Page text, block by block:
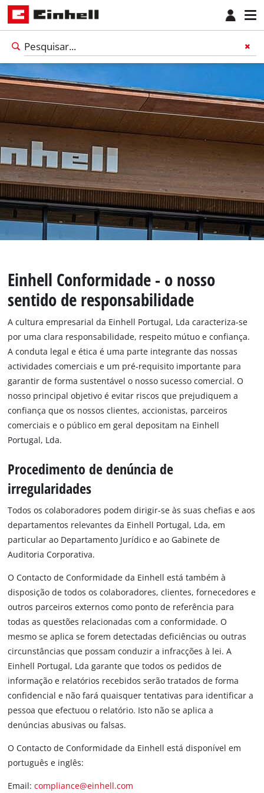
Einhell Conformidade - o nosso
sentido de responsabilidade
A cultura empresarial da Einhell Portugal, Lda caracteriza-se
por uma clara responsabilidade, respeito mútuo e confiança.
A conduta legal e ética é uma parte integrante das nossas
actividades comerciais e um pré-requisito importante para
garantir de forma sustentável o nosso sucesso comercial. O
nosso principal objetivo é evitar riscos que prejudiquem a
confiança que os nossos clientes, accionistas, parceiros
comerciais e o público em geral depositam na Einhell
Portugal, Lda.
Procedimento de denúncia de
irregularidades
Todos os colaboradores podem dirigir-se às suas chefias e aos
departamentos relevantes da Einhell Portugal, Lda, em
particular ao Departamento Jurídico e ao Gabinete de
Auditoria Corporativa.
O Contacto de Conformidade da Einhell está também à
disposição de todos os colaboradores, clientes, fornecedores e
outros parceiros externos como ponto de referência para
todas as questões relacionadas com a conformidade. O
mesmo se aplica se forem detectadas deficiências ou outras
circunstâncias que possam conduzir a infracções à lei. A
Einhell Portugal, Lda garante que todos os pedidos de
informação e relatórios recebidos serão tratados de forma
confidencial e não fará quaisquer tentativas para identificar a
pessoa que efectuou o relatório. Isto não se aplica a
denúncias abusivas ou falsas.
O Contacto de Conformidade da Einhell está disponível em
português e inglês:
Email:compliance@einhell.com